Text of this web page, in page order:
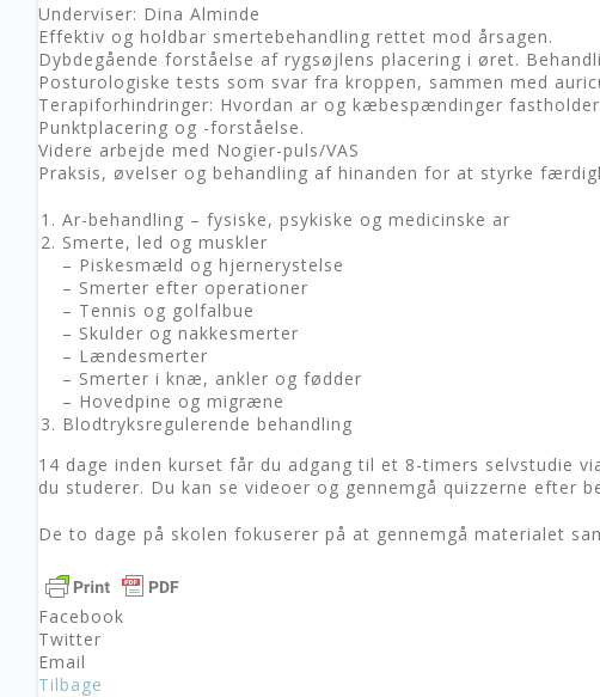
Underviser: Dina Alminde
Effektiv og holdbar smertebehandling rettet mod årsagen.
Dybdegående forståelse af rygsøjlens placering i øret.
Posturologiske tests som svar fra kroppen, sammen med
Terapiforhindringer: Hvordan ar og kæbespændinger
Punktplacering og -forståelse.
Videre arbejde med Nogier-puls/VAS
Praksis, øvelser og behandling af hinanden for at styrke
Ar-behandling – fysiske, psykiske og medicinske ar
Smerte, led og muskler
– Piskesmæld og hjernerystelse
– Smerter efter operationer
– Tennis og golfalbue
– Skulder og nakkesmerter
– Lændesmerter
– Smerter i knæ, ankler og fødder
– Hovedpine og migræne
Blodtryksregulerende behandling
14 dage inden kurset får du adgang til et 8-timers selvstudie
du studerer. Du kan se videoer og gennemgå quizzerne efter
De to dage på skolen fokuserer på at gennemgå materialet
Facebook
Twitter
Email
Tilbage